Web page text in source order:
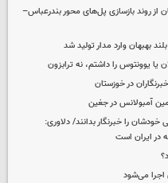
از روند بازسازی پل‌های محور بندرعباس–
یا یوونتوس را داشتم، نه ترابزون
در خوزستان
آمبولانس در جغین
را خبرنگار بدانند/ دلاوری:
در ایران است
می‌شود